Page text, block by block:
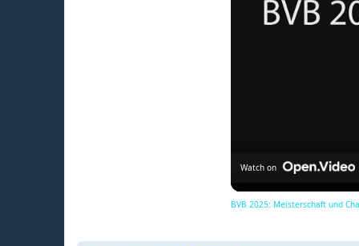
Watch on
BVB 2025: Meisterschaft und